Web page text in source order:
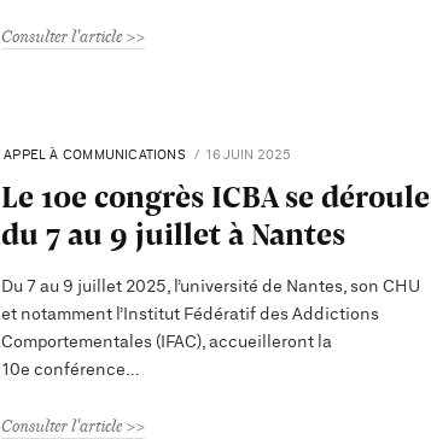
Consulter l'article
APPEL À COMMUNICATIONS 16 JUIN 2025
Le 10e congrès ICBA se déroule
du 7 au 9 juillet à Nantes
Du 7 au 9 juillet 2025, l’université de Nantes, son CHU
et notamment l’Institut Fédératif des Addictions
Comportementales (IFAC), accueilleront la
10e conférence
Consulter l'article